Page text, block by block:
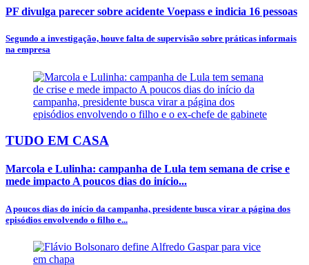
PF divulga parecer sobre acidente Voepass e indicia 16 pessoas
Segundo a investigação, houve falta de supervisão sobre práticas informais
na empresa
TUDO EM CASA
Marcola e Lulinha: campanha de Lula tem semana de crise e
mede impacto A poucos dias do início...
A poucos dias do início da campanha, presidente busca virar a página dos
episódios envolvendo o filho e...